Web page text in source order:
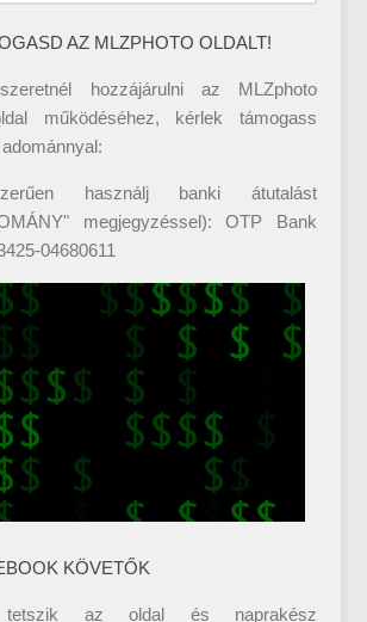
AZ MLZPHOTO OLDALT!
hozzájárulni az MLZphoto
működéséhez, kérlek támogass
használj banki átutalást
megjegyzéssel): OTP Bank
04680611
KÖVETŐK
az oldal és naprakész